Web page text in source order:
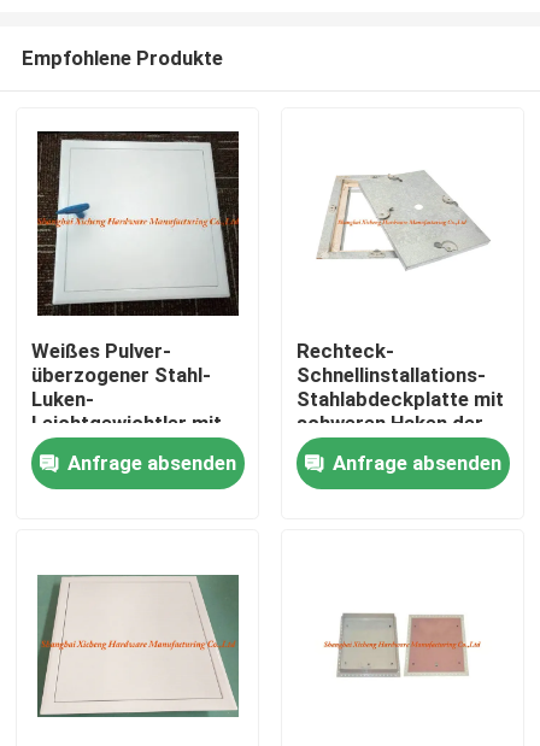
Produkte
Über uns
Empfohlene Produkte
Weißes Pulver-
überzogener Stahl-
Luken-
Leichtgewichtler mit
Plastik-Bule-Schlüssel
Anfrage absenden
Rechteck-
Schnellinstallations-
Stahlabdeckplatte mit
schweren Haken der
Luken-vier
Anfrage absenden